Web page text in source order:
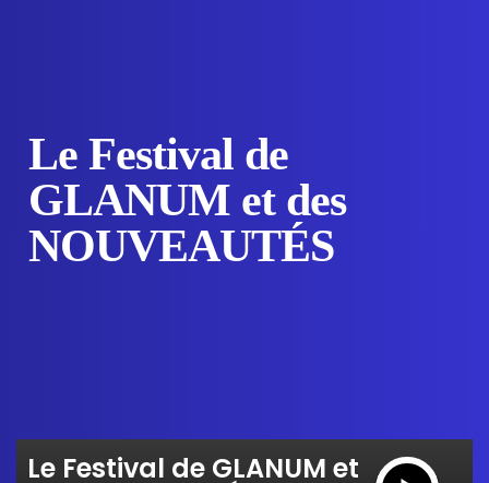
Le Festival de
GLANUM et des
NOUVEAUTÉS
Le Festival de GLANUM et